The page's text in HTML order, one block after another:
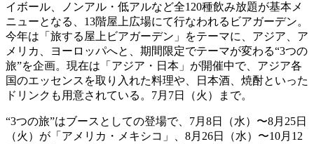
イボール、ノンアル・低アルなど全120種飲み放題が基本メ
ニューとなる、13階屋上広場にて行なわれるビアガーデン。
今年は「旅する屋上ビアガーデン」をテーマに​、アジア、ア
メリカ、ヨーロッパへと、​期間限定でテーマが変わる“3つの
旅”を企画。現在は「アジア・日本」が開催中で、アジア各
国のエッセンスを取り入れた料理や、日本酒、焼酎といった
ドリンクも用意されている。7月7日（火）まで。
“3つの旅”はブースとしての登場で、7月8日（水）〜8月25日
（火）が「アメリカ・メキシコ」、8月26日（水）〜10月12